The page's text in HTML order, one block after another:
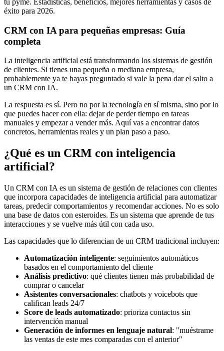
tu pyme. Estadísticas, beneficios, mejores herramientas y casos de
éxito para 2026.
CRM con IA para pequeñas empresas: Guía
completa
La inteligencia artificial está transformando los sistemas de gestión
de clientes. Si tienes una pequeña o mediana empresa,
probablemente ya te hayas preguntado si vale la pena dar el salto a
un CRM con IA.
La respuesta es sí. Pero no por la tecnología en sí misma, sino por lo
que puedes hacer con ella: dejar de perder tiempo en tareas
manuales y empezar a vender más. Aquí vas a encontrar datos
concretos, herramientas reales y un plan paso a paso.
¿Qué es un CRM con inteligencia
artificial?
Un CRM con IA es un sistema de gestión de relaciones con clientes
que incorpora capacidades de inteligencia artificial para automatizar
tareas, predecir comportamientos y recomendar acciones. No es solo
una base de datos con esteroides. Es un sistema que aprende de tus
interacciones y se vuelve más útil con cada uso.
Las capacidades que lo diferencian de un CRM tradicional incluyen:
Automatización inteligente: seguimientos automáticos
basados en el comportamiento del cliente
Análisis predictivo: qué clientes tienen más probabilidad de
comprar o cancelar
Asistentes conversacionales: chatbots y voicebots que
califican leads 24/7
Score de leads automatizado: prioriza contactos sin
intervención manual
Generación de informes en lenguaje natural: "muéstrame
las ventas de este mes comparadas con el anterior"